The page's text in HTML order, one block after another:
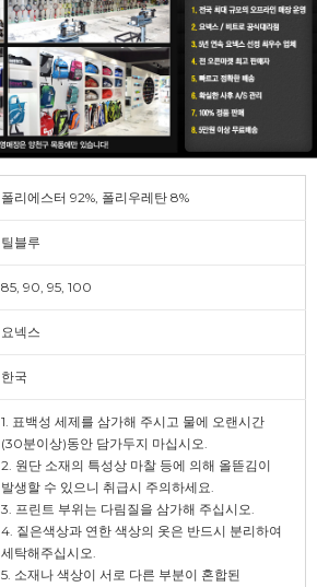
폴리에스터 92%, 폴리우레탄 8%
틸블루
85, 90, 95, 100
요넥스
한국
1. 표백성 세제를 삼가해 주시고 물에 오랜시간
(30분이상)동안 담가두지 마십시오.
2. 원단 소재의 특성상 마찰 등에 의해 올뜯김이
발생할 수 있으니 취급시 주의하세요.
3. 프린트 부위는 다림질을 삼가해 주십시오.
4. 짙은색상과 연한 색상의 옷은 반드시 분리하여
세탁해주십시오.
5. 소재나 색상이 서로 다른 부분이 혼합된